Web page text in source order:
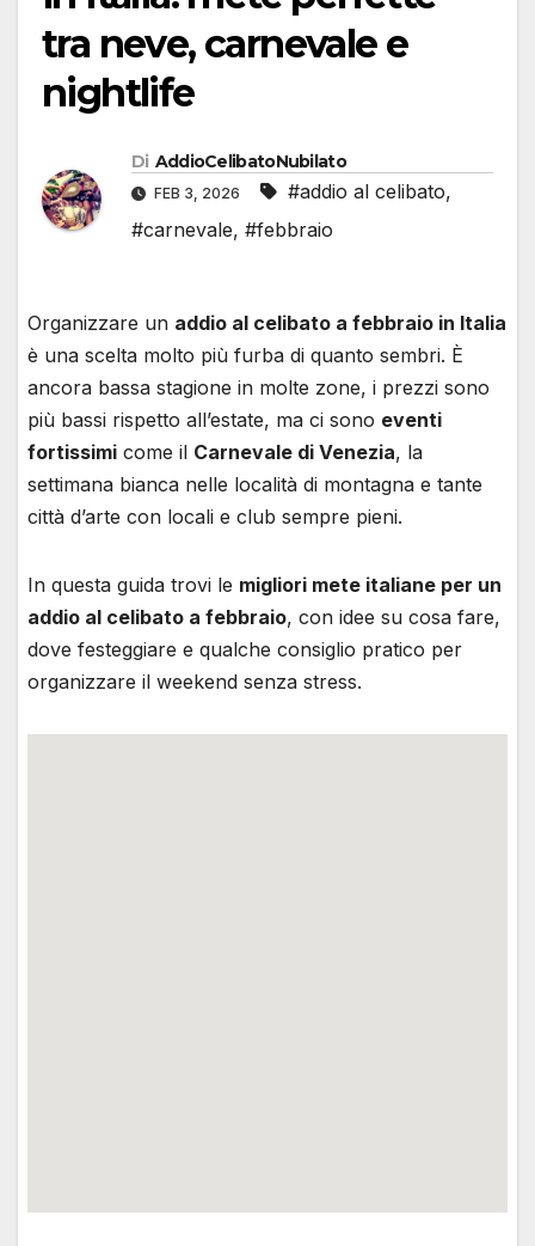
tra neve, carnevale e
nightlife
Di AddioCelibatoNubilato
FEB 3, 2026 #addio al celibato,
#carnevale, #febbraio
Organizzare un addio al celibato a febbraio in Italia
è una scelta molto più furba di quanto sembri. È
ancora bassa stagione in molte zone, i prezzi sono
più bassi rispetto all’estate, ma ci sono eventi
fortissimi come il Carnevale di Venezia, la
settimana bianca nelle località di montagna e tante
città d’arte con locali e club sempre pieni.
In questa guida trovi le migliori mete italiane per un
addio al celibato a febbraio, con idee su cosa fare,
dove festeggiare e qualche consiglio pratico per
organizzare il weekend senza stress.